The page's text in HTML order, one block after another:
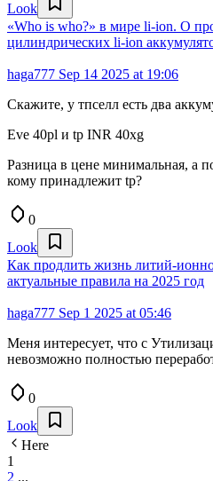
Look
«Who is who?» в мире li-ion. О
цилиндрических li-ion
haga777 Sep 14 2025 at 19:06
Скажите, у тпселл есть два
Eve 40pl и tp INR 40xg
Разница в цене минимальная, а
кому принадлежит tp?
0
Look
Как продлить жизнь литий-
актуальные правила на 2025 год
haga777 Sep 1 2025 at 05:46
Меня интересует, что с
невозможно полностью
0
Look
Here
1
2 ...